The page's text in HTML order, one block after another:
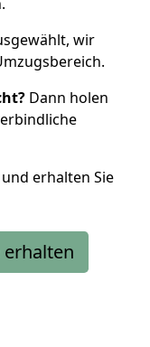
wir
Dann holen
erhalten Sie
erhalten